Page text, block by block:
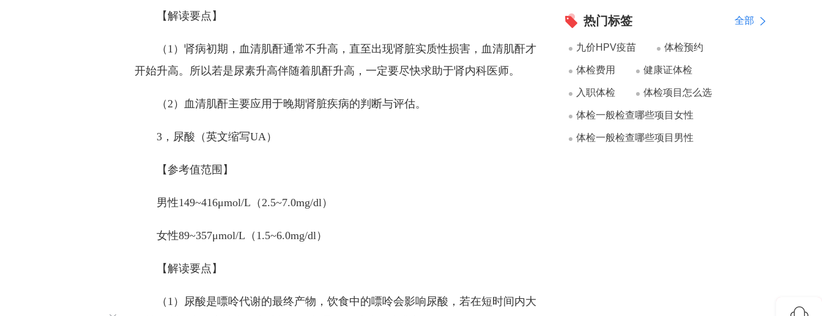
【解读要点】
（ 1 ）肾病初期，血清肌酐通常不升高，直至出现肾脏实质性损害，血清肌酐才
开始升高。所以若是尿素升高伴随着肌酐升高，一定要尽快求助于肾内科医师。
（2 ）血清肌酐主要应用于晚期肾脏疾病的判断与评估。
3，尿酸（英文缩写UA）
【参考值范围】
男性149~416μmol/L （2.5~7.0mg/dl）
女性89~357μmol/L （ 1.5~6.0mg/dl）
【解读要点】
（ 1 ）尿酸是嘌呤代谢的最终产物，饮食中的嘌呤会影响尿酸，若在短时间内大
热门标签 全部
九价HPV疫苗 体检预约
体检费用 健康证体检
入职体检 体检项目怎么选
体检一般检查哪些项目女性
体检一般检查哪些项目男性